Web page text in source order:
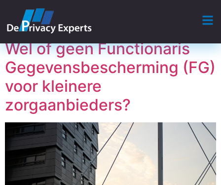
Categorie: Algemeen
Wel of geen Functionaris
Gegevensbescherming (FG)
voor kleinere
zorgaanbieders?